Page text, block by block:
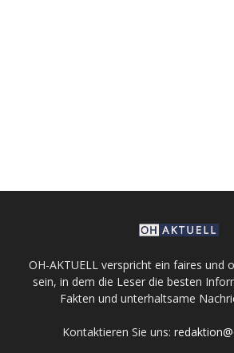
OH-AKTUELL verspricht ein faires und
sein, in dem die Leser die besten
Fakten und unterhaltsame
Kontaktieren Sie uns: